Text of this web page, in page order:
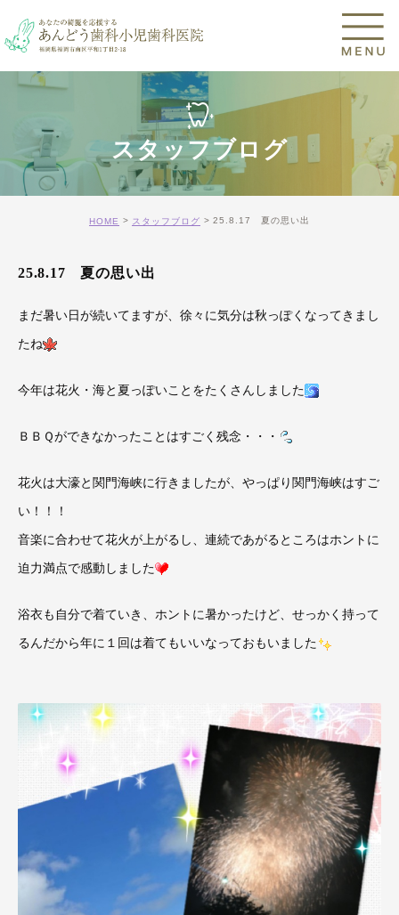
スタッフブログ
HOME スタッフブログ 25.8.17 夏の思い出
25.8.17 夏の思い出
まだ暑い日が続いてますが、徐々に気分は秋っぽくなってきまし
たね
今年は花火・海と夏っぽいことをたくさんしました
ＢＢＱができなかったことはすごく残念・・・
花火は大濠と関門海峡に行きましたが、やっぱり関門海峡はすご
い！！！
音楽に合わせて花火が上がるし、連続であがるところはホントに
迫力満点で感動しました
浴衣も自分で着ていき、ホントに暑かったけど、せっかく持って
るんだから年に１回は着てもいいなっておもいました